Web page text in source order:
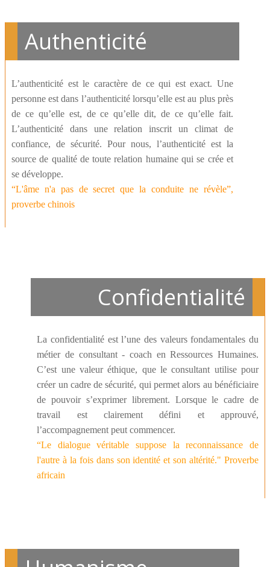
Authenticité
L’authenticité est le caractère de ce qui est exact. Une
personne est dans l’authenticité lorsqu’elle est au plus près
de ce qu’elle est, de ce qu’elle dit, de ce qu’elle fait.
L’authenticité dans une relation inscrit un climat de
confiance, de sécurité. Pour nous, l’authenticité est la
source de qualité de toute relation humaine qui se crée et
se développe.
“L'âme n'a pas de secret que la conduite ne révèle”,
proverbe chinois
Confidentialité
La confidentialité est l’une des valeurs fondamentales du
métier de consultant - coach en Ressources Humaines.
C’est une valeur éthique, que le consultant utilise pour
créer un cadre de sécurité, qui permet alors au bénéficiaire
de pouvoir s’exprimer librement. Lorsque le cadre de
travail est clairement défini et approuvé,
l’accompagnement peut commencer.
“Le dialogue véritable suppose la reconnaissance de
l'autre à la fois dans son identité et son altérité." Proverbe
africain